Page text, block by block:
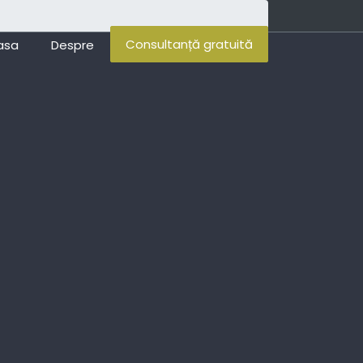
Despre Consultanță gratuită